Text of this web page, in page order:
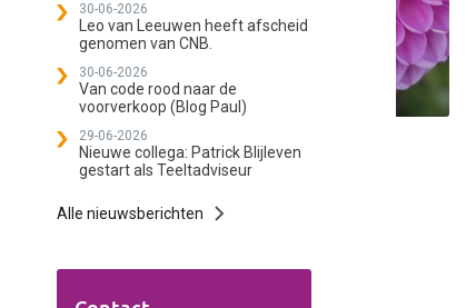
30-06-2026
Leo van Leeuwen heeft afscheid
genomen van CNB.
30-06-2026
Van code rood naar de
voorverkoop (Blog Paul)
29-06-2026
Nieuwe collega: Patrick Blijleven
gestart als Teeltadviseur
Alle nieuwsberichten